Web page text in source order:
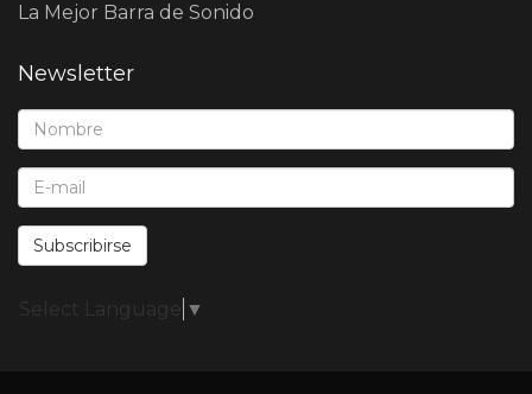
La Mejor Barra de Sonido
Newsletter
Nombre*:
E-Mail*:
Subscribirse
Select Language ▼